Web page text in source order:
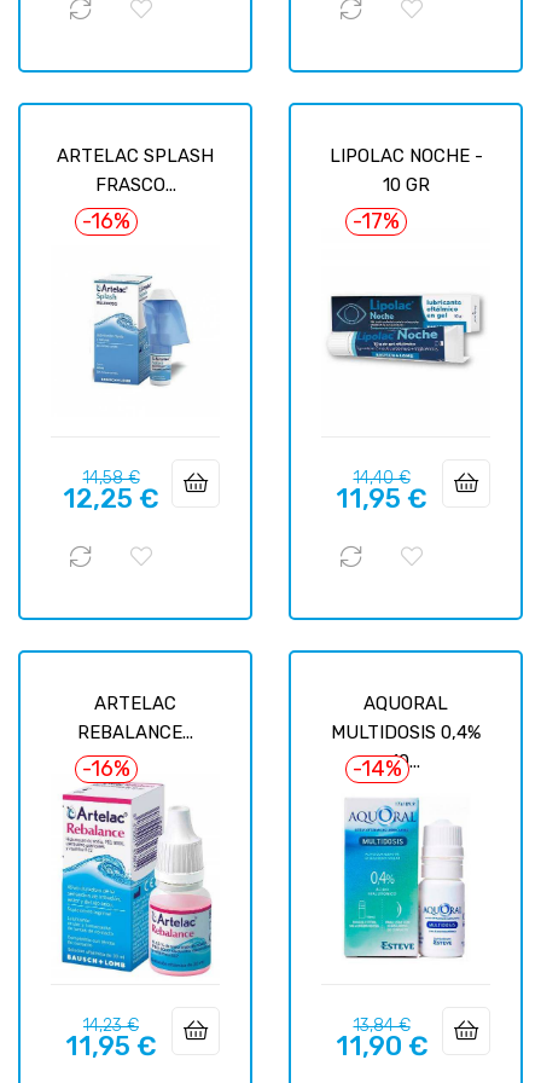
ARTELAC SPLASH
FRASCO...
-16%
Precio
regular
14,58 €Precio
12,25 €
LIPOLAC NOCHE -
10 GR
-17%
Precio
regular
14,40 €Precio
11,95 €
ARTELAC
REBALANCE...
-16%
Precio
regular
14,23 €Precio
11,95 €
AQUORAL
MULTIDOSIS 0,4%
10...
-14%
Precio
regular
13,84 €Precio
11,90 €